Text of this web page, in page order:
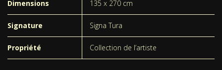
Dimensions 135 x 270 cm
Signature Signa Tura
Propriété Collection de l’artiste